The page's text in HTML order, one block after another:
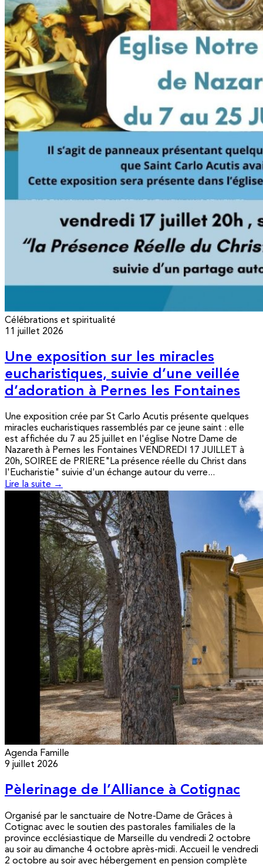
Célébrations et spiritualité
11 juillet 2026
Une exposition sur les miracles
eucharistiques, suivie d’une veillée
d’adoration à Pernes les Fontaines
Une exposition crée par St Carlo Acutis présente quelques
miracles eucharistiques rassemblés par ce jeune saint : elle
est affichée du 7 au 25 juillet en l'église Notre Dame de
Nazareth à Pernes les Fontaines VENDREDI 17 JUILLET à
20h, SOIREE de PRIERE"La présence réelle du Christ dans
l'Eucharistie" suivie d'un échange autour du verre...
Lire la suite →
Agenda Famille
9 juillet 2026
Pèlerinage de l’Alliance à Cotignac
Organisé par le sanctuaire de Notre-Dame de Grâces à
Cotignac avec le soutien des pastorales familiales de la
province ecclésiastique de Marseille du vendredi 2 octobre
au soir au dimanche 4 octobre après-midi. Accueil le vendredi
2 octobre au soir avec hébergement en pension complète